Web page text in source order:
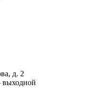
д. 2
выходной